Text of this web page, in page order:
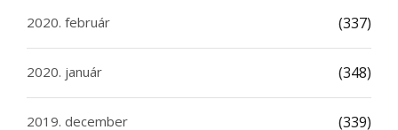
2020. február (337)
2020. január (348)
2019. december (339)